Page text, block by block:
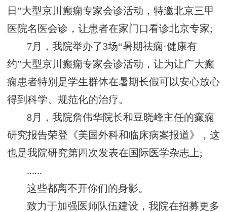
日”大型京川癫痫专家会诊活动，特邀北京三甲
医院名医会诊，让患者在家门口看诊北京专家;
7月，我院举办了3场“暑期祛痫·健康有
约”大型京川癫痫专家会诊活动，让为让广大癫
痫患者特别是学生群体在暑期长假可以安心放心
得到科学、规范化的治疗。
8月，我院詹伟华院长和豆晓峰主任的癫痫
研究报告荣登《美国外科和临床病案报道》，这
也是我院研究第四次发表在国际医学杂志上;
......
这些都离不开你们的身影。
致力于加强医师队伍建设，我院在招募更多